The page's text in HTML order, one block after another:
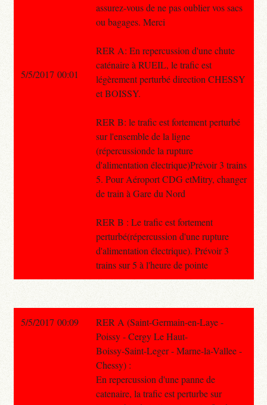
assurez-vous de ne pas oublier vos sacs
ou bagages. Merci
RER A: En repercussion d'une chute
caténaire à RUEIL, le trafic est
légèrement perturbé direction CHESSY
et BOISSY.
RER B: le trafic est fortement perturbé
sur l'ensemble de la ligne
(répercussionde la rupture
d'alimentation électrique)Prévoir 3 trains
5. Pour Aéroport CDG etMitry, changer
de train à Gare du Nord
RER B : Le trafic est fortement
perturbé(répercussion d'une rupture
d'alimentation électrique). Prévoir 3
trains sur 5 à l'heure de pointe
5/5/2017 00:01
5/5/2017 00:09
RER A (Saint-Germain-en-Laye -
Poissy - Cergy Le Haut-
Boissy-Saint-Leger - Marne-la-Vallee -
Chessy) :
En repercussion d'une panne de
catenaire, la trafic est perturbe sur